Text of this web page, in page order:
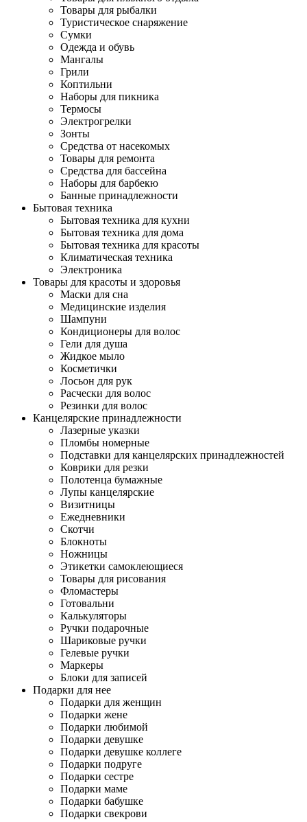
Товары для рыбалки
Туристическое снаряжение
Сумки
Одежда и обувь
Мангалы
Грили
Коптильни
Наборы для пикника
Термосы
Электрогрелки
Зонты
Средства от насекомых
Товары для ремонта
Средства для бассейна
Наборы для барбекю
Банные принадлежности
Бытовая техника
Бытовая техника для кухни
Бытовая техника для дома
Бытовая техника для красоты
Климатическая техника
Электроника
Товары для красоты и здоровья
Маски для сна
Медицинские изделия
Шампуни
Кондиционеры для волос
Гели для душа
Жидкое мыло
Косметички
Лосьон для рук
Расчески для волос
Резинки для волос
Канцелярские принадлежности
Лазерные указки
Пломбы номерные
Подставки для канцелярских принадлежностей
Коврики для резки
Полотенца бумажные
Лупы канцелярские
Визитницы
Ежедневники
Скотчи
Блокноты
Ножницы
Этикетки самоклеющиеся
Товары для рисования
Фломастеры
Готовальни
Калькуляторы
Ручки подарочные
Шариковые ручки
Гелевые ручки
Маркеры
Блоки для записей
Подарки для нее
Подарки для женщин
Подарки жене
Подарки любимой
Подарки девушке
Подарки девушке коллеге
Подарки подруге
Подарки сестре
Подарки маме
Подарки бабушке
Подарки свекрови